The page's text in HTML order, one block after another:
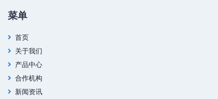
菜单
首页
关于我们
产品中心
合作机构
新闻资讯